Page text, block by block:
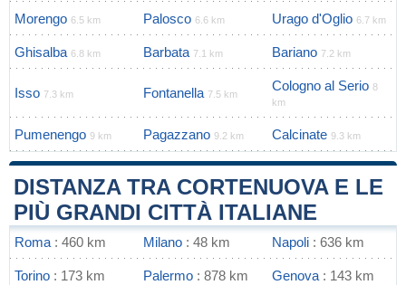
Morengo 6.5 km Palosco 6.6 km Urago d'Oglio 6.7 km
Ghisalba 6.8 km Barbata 7.1 km Bariano 7.2 km
Isso 7.3 km Fontanella 7.5 km
Cologno al Serio 8
km
Pumenengo 9 km Pagazzano 9.2 km Calcinate 9.3 km
DISTANZA TRA CORTENUOVA E LE
PIÙ GRANDI CITTÀ ITALIANE
Roma : 460 km Milano : 48 km Napoli : 636 km
Torino : 173 km Palermo : 878 km Genova : 143 km